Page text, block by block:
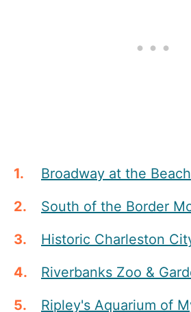
Broadway at the Beach
South of the Border
Historic Charleston
Riverbanks Zoo &
Ripley's Aquarium of